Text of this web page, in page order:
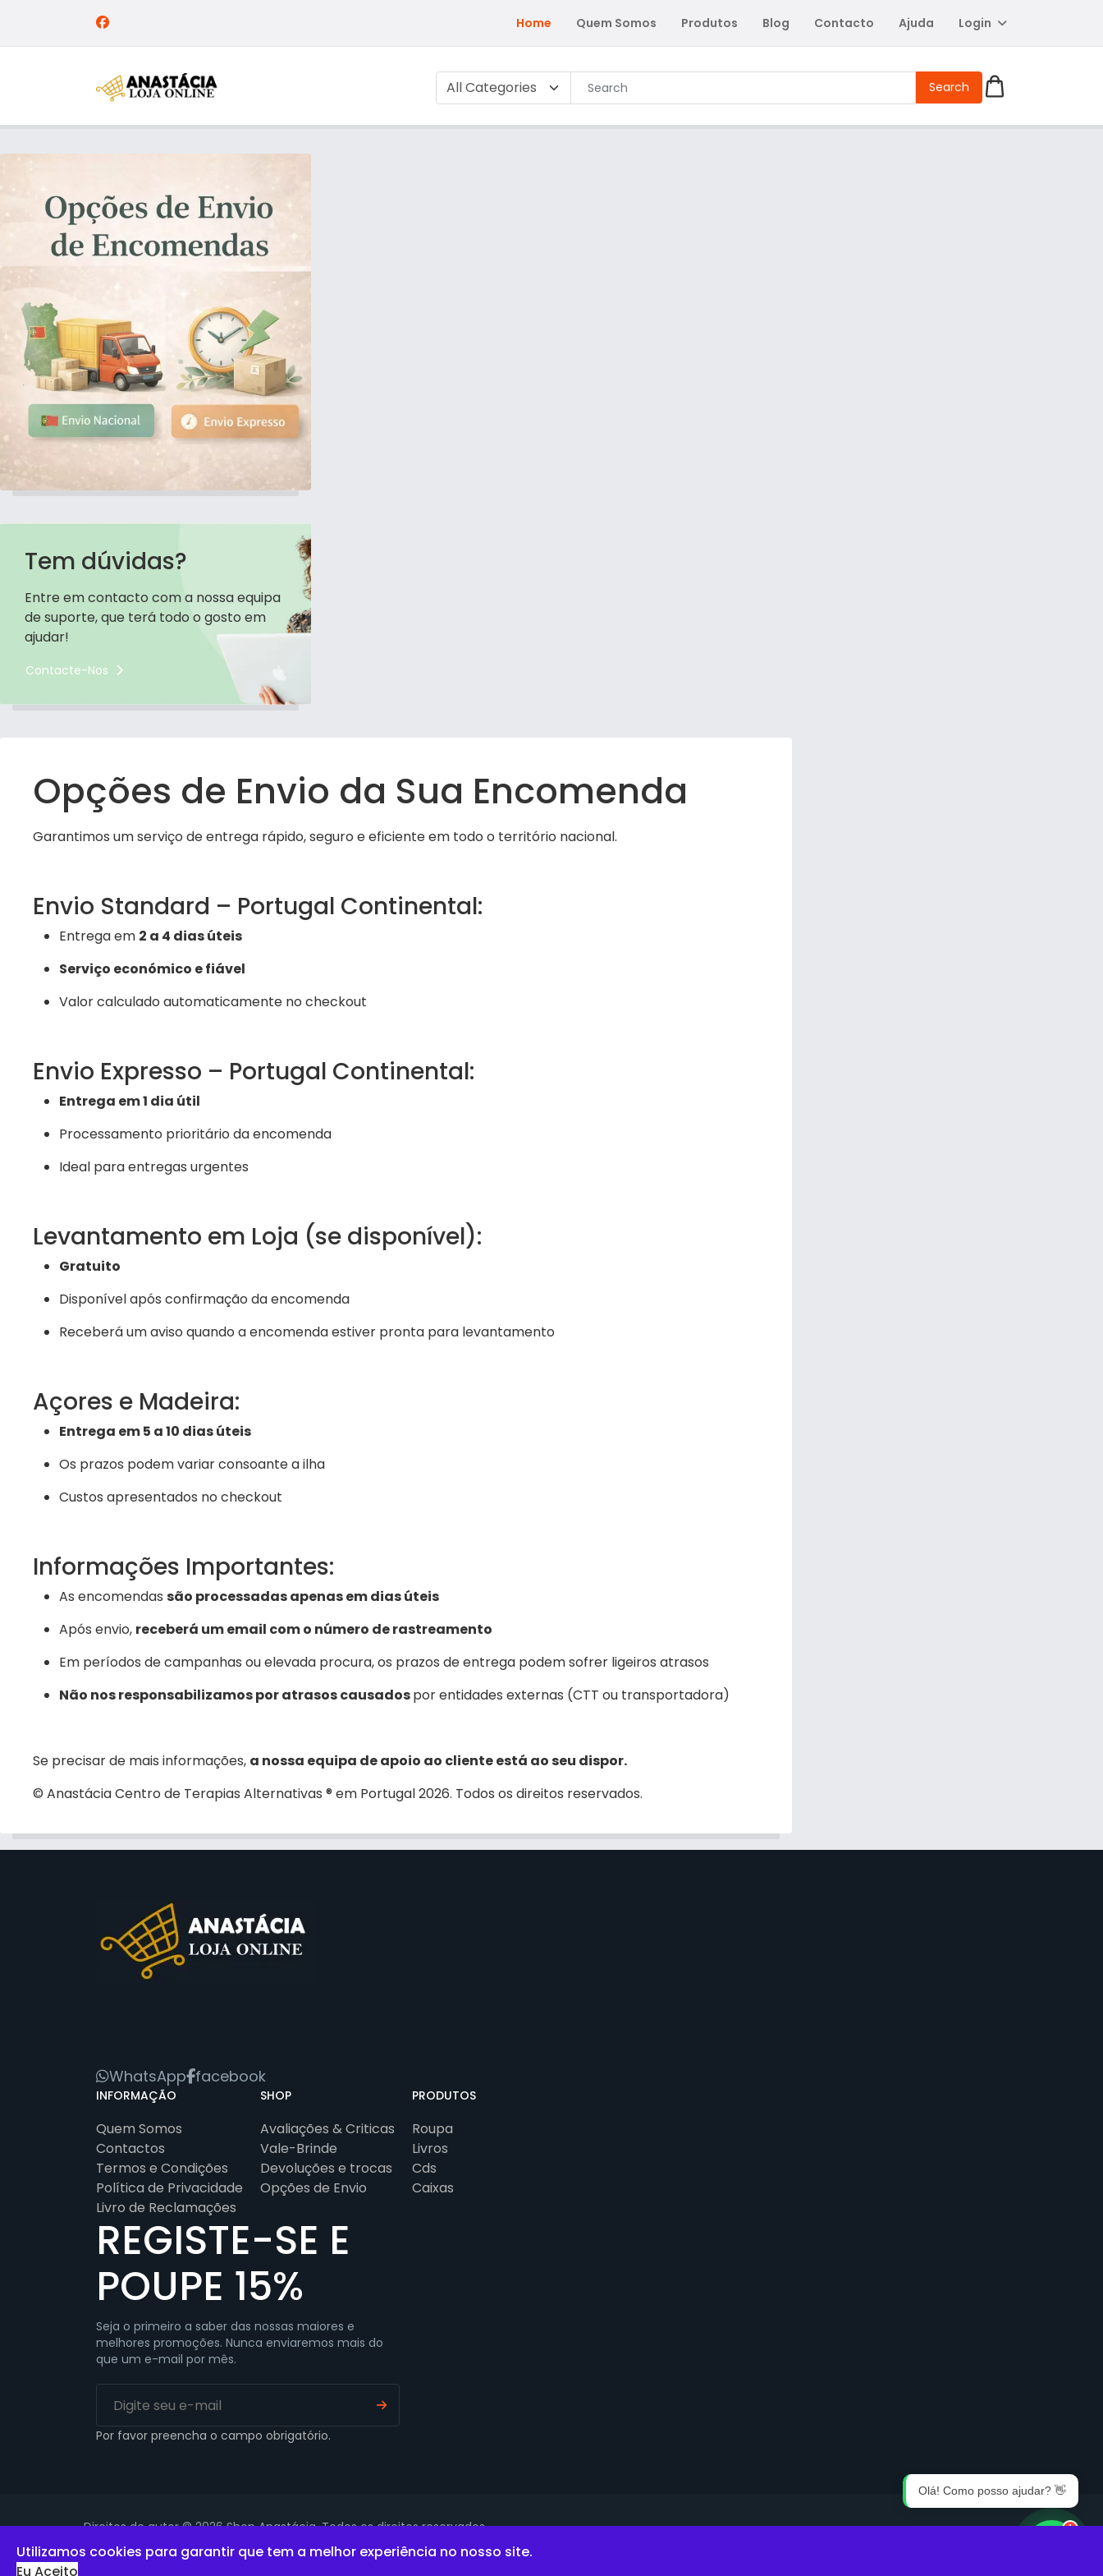
Home Quem Somos Produtos Blog Contacto Ajuda Login
Search
Tem dúvidas?
Entre em contacto com a nossa equipa
de suporte, que terá todo o gosto em
ajudar!
Contacte-Nos
Opções de Envio da Sua Encomenda
Garantimos um serviço de entrega rápido, seguro e eficiente em todo o território nacional.
Envio Standard – Portugal Continental:
Entrega em 2 a 4 dias úteis
Serviço económico e fiável
Valor calculado automaticamente no checkout
Envio Expresso – Portugal Continental:
Entrega em 1 dia útil
Processamento prioritário da encomenda
Ideal para entregas urgentes
Levantamento em Loja (se disponível):
Gratuito
Disponível após confirmação da encomenda
Receberá um aviso quando a encomenda estiver pronta para levantamento
Açores e Madeira:
Entrega em 5 a 10 dias úteis
Os prazos podem variar consoante a ilha
Custos apresentados no checkout
Informações Importantes:
As encomendas são processadas apenas em dias úteis
Após envio, receberá um email com o número de rastreamento
Em períodos de campanhas ou elevada procura, os prazos de entrega podem sofrer ligeiros atrasos
Não nos responsabilizamos por atrasos causadospor entidades externas (CTT ou transportadora)
Se precisar de mais informações, a nossa equipa de apoio ao cliente está ao seu dispor.
© Anastácia Centro de Terapias Alternativas ® em Portugal 2026. Todos os direitos reservados.
WhatsApp facebook
INFORMAÇÃO
Quem Somos
Contactos
Termos e Condições
Política de Privacidade
Livro de Reclamações
SHOP
Avaliações & Criticas
Vale-Brinde
Devoluções e trocas
Opções de Envio
PRODUTOS
Roupa
Livros
Cds
Caixas
REGISTE-SE E
POUPE 15%
Seja o primeiro a saber das nossas maiores e
melhores promoções. Nunca enviaremos mais do
que um e-mail por mês.
Por favor preencha o campo obrigatório.
Direitos de autor © 2026 Shop Anastácia. Todos os direitos reservados.
Olá! Como posso ajudar? 👋
1
Utilizamos cookies para garantir que tem a melhor experiência no nosso site.
Eu Aceito